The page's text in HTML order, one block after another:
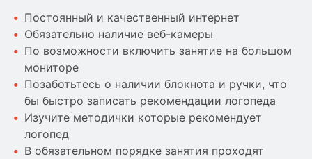
Постоянный и качественный интернет
Обязательно наличие веб-камеры
По возможности включить занятие на большом
мониторе
Позаботьтесь о наличии блокнота и ручки, что
бы быстро записать рекомендации логопеда
Изучите методички которые рекомендует
логопед
В обязательном порядке занятия проходят